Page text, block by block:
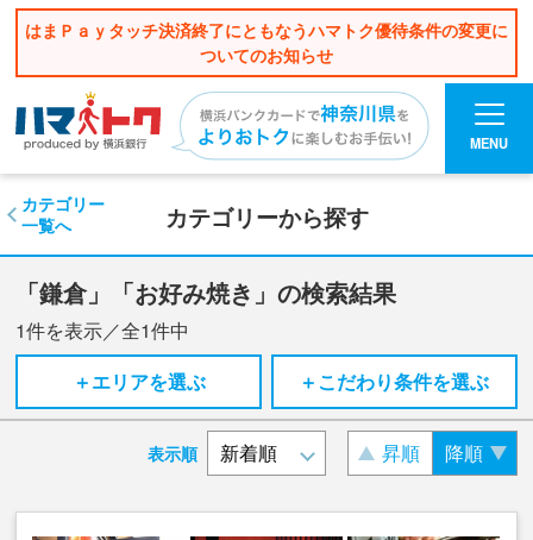
はまＰａｙタッチ決済終了にともなうハマトク優待条件の変更に
ついてのお知らせ
MENU
カテゴリーから探す
カテゴリー
一覧へ
「鎌倉」「お好み焼き」の検索結果
1件を表示／全1件中
＋エリアを選ぶ
＋こだわり条件を選ぶ
表示順 昇順 降順